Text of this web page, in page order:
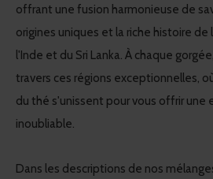
offrant une fusion harmonieuse de
origines uniques et la riche histoire de
l'Inde et du Sri Lanka. À chaque
travers ces régions exceptionnelles,
du thé s'unissent pour vous offrir une
inoubliable.
Dans les descriptions de nos